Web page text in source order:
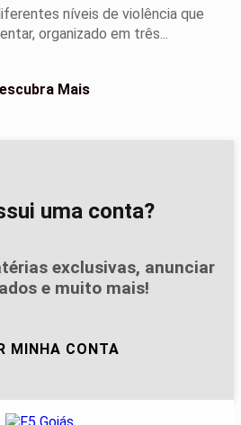
níveis de violência que
organizado em três...
Mais
uma conta?
exclusivas, anunciar
e muito mais!
MINHA CONTA